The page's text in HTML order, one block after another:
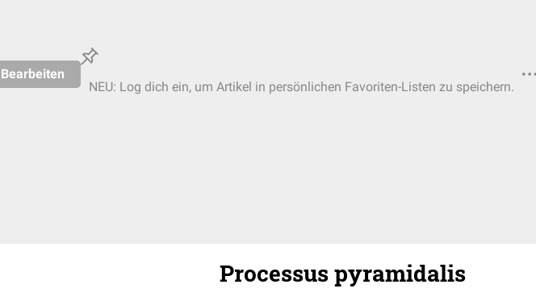
Bearbeiten
NEU: Log dich ein, um Artikel in persönlichen Favoriten-Listen zu speichern.
Processus pyramidalis